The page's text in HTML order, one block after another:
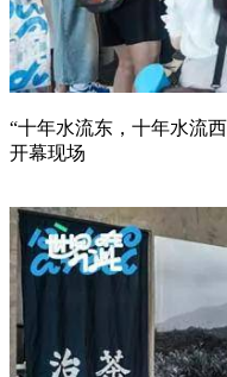
“十年水流东，十年水流
开幕现场